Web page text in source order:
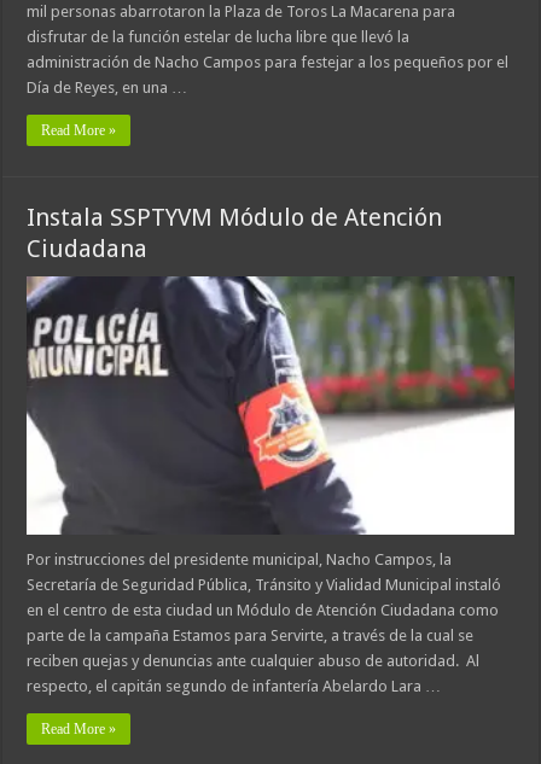
mil personas abarrotaron la Plaza de Toros La Macarena para
disfrutar de la función estelar de lucha libre que llevó la
administración de Nacho Campos para festejar a los pequeños por el
Día de Reyes, en una …
Read More »
Instala SSPTYVM Módulo de Atención
Ciudadana
Por instrucciones del presidente municipal, Nacho Campos, la
Secretaría de Seguridad Pública, Tránsito y Vialidad Municipal instaló
en el centro de esta ciudad un Módulo de Atención Ciudadana como
parte de la campaña Estamos para Servirte, a través de la cual se
reciben quejas y denuncias ante cualquier abuso de autoridad. Al
respecto, el capitán segundo de infantería Abelardo Lara …
Read More »